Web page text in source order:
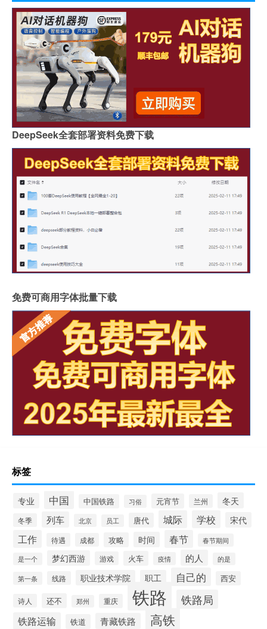
DeepSeek全套部署资料免费下载
免费可商用字体批量下载
标签
专业 中国 中国铁路 习俗 元宵节 兰州 冬天
冬季 列车 北京 员工 唐代 城际 学校 宋代
工作 待遇 成都 攻略 时间 春节 春节期间
是一个 梦幻西游 游戏 火车 疫情 的人 的是
第一条 线路 职业技术学院 职工 自己的 西安
诗人 还不 郑州 重庆 铁路 铁路局
铁路运输 铁道 青藏铁路 高铁